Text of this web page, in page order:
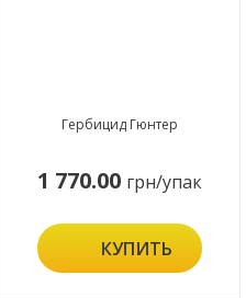
Гербицид Гюнтер
1 770.00 грн/упак
КУПИТЬ